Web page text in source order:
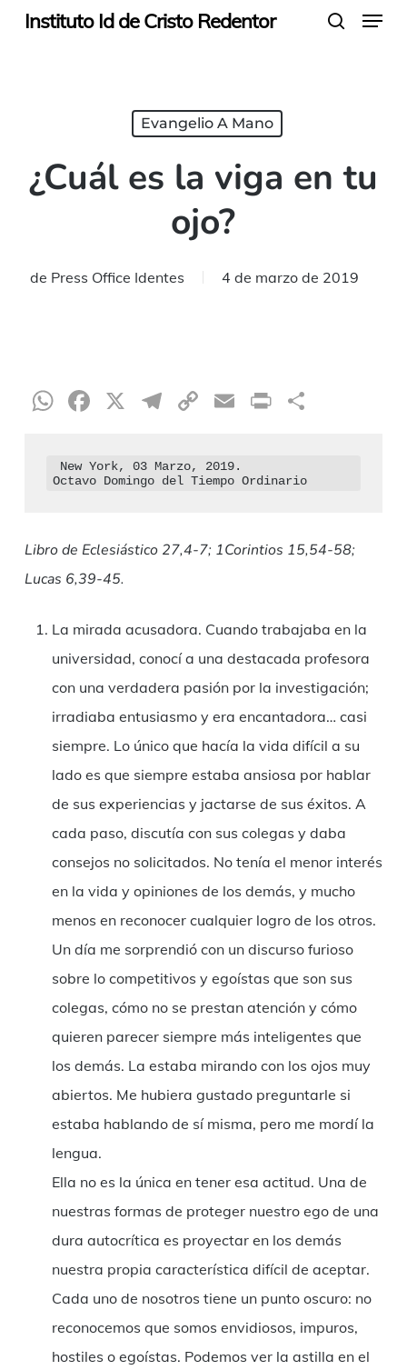
SkipInstituto Id de Cristo Redentor Menu
Evangelio A Mano
¿Cuál es la viga en tu
ojo?
de Press Office Identes 4 de marzo de 2019
WhatsApp
Facebook
X Telegram
CopyEmailPrint
Octavo Domingo del Tiempo Ordinario
Libro de Eclesiástico 27,4-7; 1Corintios 15,54-58;
Lucas 6,39-45.
La mirada acusadora. Cuando trabajaba en la
universidad, conocí a una destacada profesora
con una verdadera pasión por la investigación;
irradiaba entusiasmo y era encantadora… casi
siempre. Lo único que hacía la vida difícil a su
lado es que siempre estaba ansiosa por hablar
de sus experiencias y jactarse de sus éxitos. A
cada paso, discutía con sus colegas y daba
consejos no solicitados. No tenía el menor interés
en la vida y opiniones de los demás, y mucho
menos en reconocer cualquier logro de los otros.
Un día me sorprendió con un discurso furioso
sobre lo competitivos y egoístas que son sus
colegas, cómo no se prestan atención y cómo
quieren parecer siempre más inteligentes que
los demás. La estaba mirando con los ojos muy
abiertos. Me hubiera gustado preguntarle si
estaba hablando de sí misma, pero me mordí la
lengua.
Ella no es la única en tener esa actitud. Una de
nuestras formas de proteger nuestro ego de una
dura autocrítica es proyectar en los demás
nuestra propia característica difícil de aceptar.
Cada uno de nosotros tiene un punto oscuro: no
reconocemos que somos envidiosos, impuros,
hostiles o egoístas. Podemos ver la astilla en el